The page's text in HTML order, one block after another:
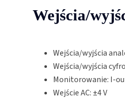
Wejścia/
Wejścia/wyjścia
Wejścia/wyjścia
Monitorowanie: I-
Wejście AC: ±4 V